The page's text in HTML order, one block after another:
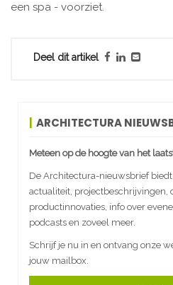
een spa - voorziet.
Deel dit artikel
ARCHITECTURA
Meteen op de hoogte van het
De Architectura-nieuwsbrief
actualiteit, projectbeschrijvingen,
productinnovaties, info over
podcasts en zoveel meer.
Schrijf je nu in en ontvang onze
jouw mailbox.